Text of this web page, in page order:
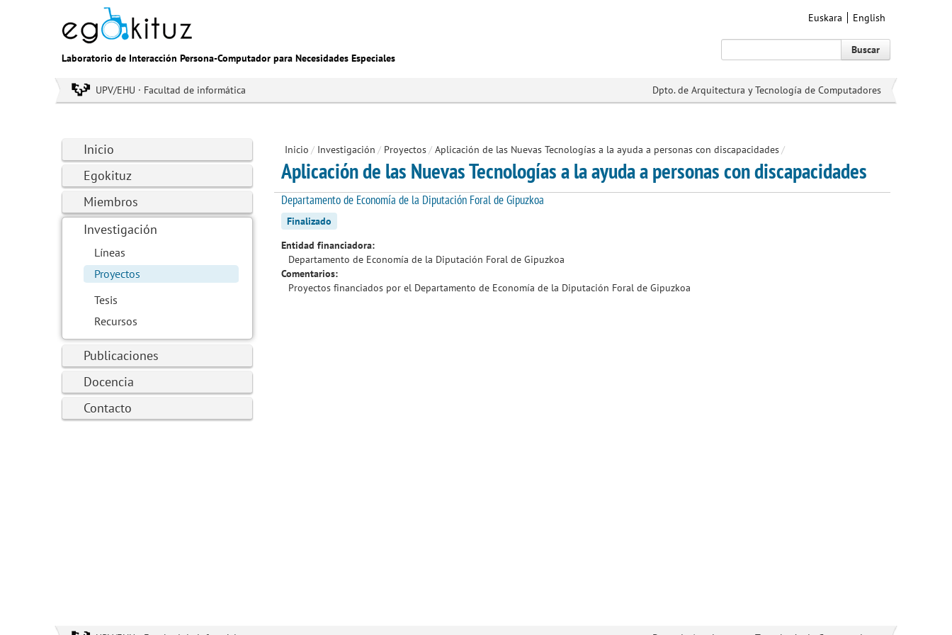
Laboratorio de Interacción Persona-Computador para Necesidades Especiales
Euskara English
Buscar
UPV/EHU · Facultad de informática Dpto. de Arquitectura y Tecnología de Computadores
Inicio
Egokituz
Miembros
Investigación
Líneas
Proyectos
Tesis
Recursos
Publicaciones
Docencia
Contacto
Inicio / Investigación / Proyectos/ Aplicación de las Nuevas Tecnologías a la ayuda a personas con discapacidades/
Aplicación de las Nuevas Tecnologías a la ayuda a personas con discapacidades
Departamento de Economía de la Diputación Foral de Gipuzkoa
Finalizado
Entidad financiadora:
Departamento de Economía de la Diputación Foral de Gipuzkoa
Comentarios:
Proyectos financiados por el Departamento de Economía de la Diputación Foral de Gipuzkoa